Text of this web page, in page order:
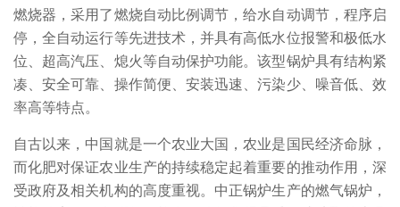
燃烧器，采用了燃烧自动比例调节，给水自动调节，程序启
停，全自动运行等先进技术，并具有高低水位报警和极低水
位、超高汽压、熄火等自动保护功能。该型锅炉具有结构紧
凑、安全可靠、操作简便、安装迅速、污染少、噪音低、效
率高等特点。
自古以来，中国就是一个农业大国，农业是国民经济命脉，
而化肥对保证农业生产的持续稳定起着重要的推动作用，深
受政府及相关机构的高度重视。中正锅炉生产的燃气锅炉，